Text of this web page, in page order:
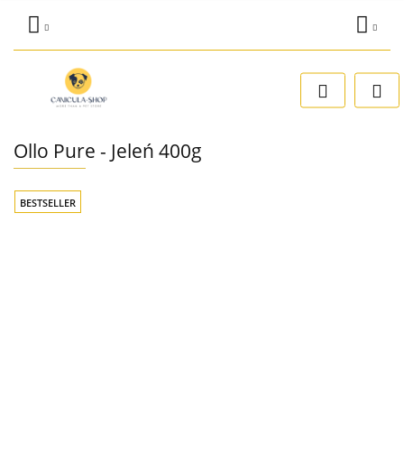
Zaloguj się
Dodaj zgłoszenie
Ollo Pure - Jeleń 400g
BESTSELLER